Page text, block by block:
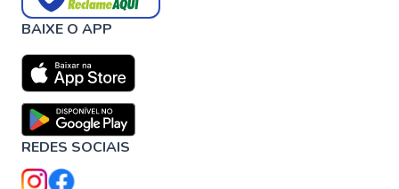
BAIXE O APP
REDES SOCIAIS